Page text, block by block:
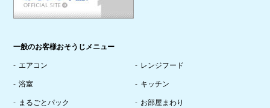
一般のお客様おそうじメニュー
エアコン レンジフード
浴室 キッチン
まるごとパック お部屋まわり